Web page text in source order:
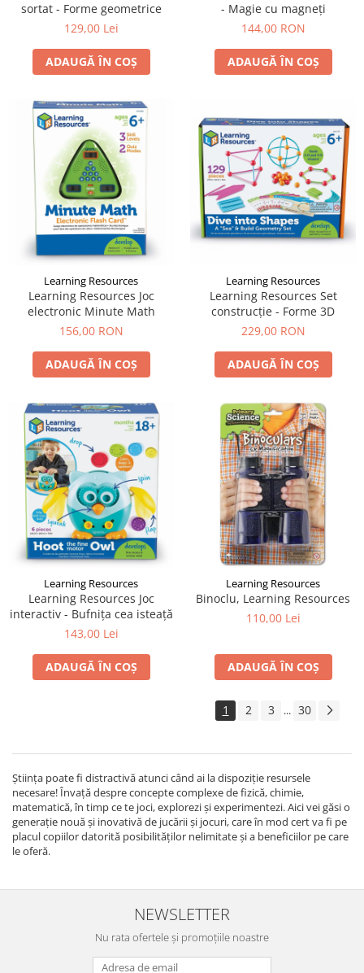
sortat - Forme geometrice
129,00 Lei
ADAUGĂ ÎN COȘ
- Magie cu magneți
144,00 RON
ADAUGĂ ÎN COȘ
Learning Resources
Learning Resources Joc
electronic Minute Math
156,00 RON
ADAUGĂ ÎN COȘ
Learning Resources
Learning Resources Set
construcție - Forme 3D
229,00 RON
ADAUGĂ ÎN COȘ
Learning Resources
Learning Resources Joc
interactiv - Bufnița cea isteață
143,00 Lei
ADAUGĂ ÎN COȘ
Learning Resources
Binoclu, Learning Resources
110,00 Lei
ADAUGĂ ÎN COȘ
1 2 3 ... 30
Știința poate fi distractivă atunci când ai la dispoziție resursele
necesare! Învață despre concepte complexe de fizică, chimie,
matematică, în timp ce te joci, explorezi și experimentezi. Aici vei găsi o
generație nouă și inovativă de jucării și jocuri, care în mod cert va fi pe
placul copiilor datorită posibilităților nelimitate și a beneficiilor pe care
le oferă.
NEWSLETTER
Nu rata ofertele și promoțiile noastre